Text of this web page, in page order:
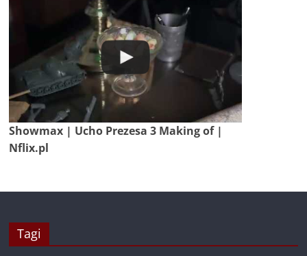
Showmax | Ucho Prezesa 3 Making of |
Nflix.pl
Tagi